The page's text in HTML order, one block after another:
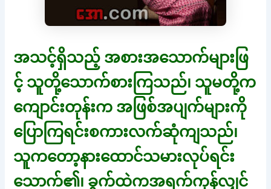
အသင့်ရှိသည့် အစားအသောက်များဖြ
င့် သူတို့သောက်စားကြသည်၊ သူမတို့က
ကျောင်းတုန်းက အဖြစ်အပျက်များကို
ပြောကြရင်းစကားလက်ဆုံကျသည်၊
သူကတော့နားထောင်သမားလုပ်ရင်း
သောက်၏၊ ခွက်ထဲကအရက်ကုန်လျှင်